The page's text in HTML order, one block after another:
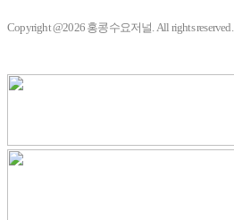
Copyright @2026 홍콩수요저널. All rights reserved.